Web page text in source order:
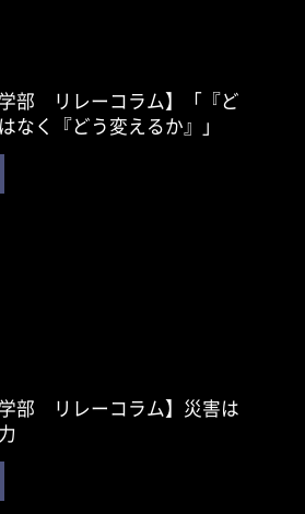
学部 リレーコラム】「『ど
なく『どう変えるか』」
学部 リレーコラム】災害は